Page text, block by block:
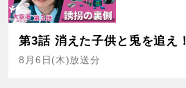
第3話 消えた子供と兎を追え！
8月6日(木)放送分